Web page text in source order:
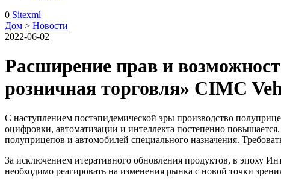
0 Sitexml
Дом > Новости
2022-06-02
Расширение прав и
розничная торговля» CIMC
С наступлением постэпидемической эры производство
оцифровки, автоматизации и интеллекта постепенно
полуприцепов и автомобилей специального назначения.
За исключением итеративного обновления продуктов, в эпоху
необходимо реагировать на изменения рынка с новой точки